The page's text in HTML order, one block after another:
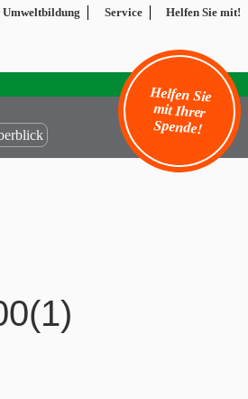
Umweltbildung Service Helfen Sie mit!
Helfen Sie
mit Ihrer
Spende!